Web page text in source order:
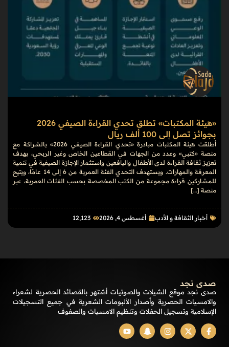
«هيئة المكتبات» تطلق تحدي القراءة الصيفي 2026
بجوائز تصل إلى 100 ألف ريال
أطلقت هيئة المكتبات مبادرة «تحدي القراءة الصيفي 2026» بالشراكة مع
منصة «كتبي» وعدد من الجهات في القطاعين الخاص وغير الربحي، بهدف
تعزيز ثقافة القراءة لدى الأطفال واليافعين واستثمار الإجازة الصيفية في تنمية
المعرفة والمهارات. ويستهدف التحدي الفئة العمرية من 6 إلى 14 عامًا، ويتيح
للمشاركين قراءة مجموعة من الكتب المخصصة بحسب الفئات العمرية، عبر
منصة […]
أخبار الثقافة و الأدب أغسطس 4, 2026 12٬123
صدى نجد
صدى نجد موقع الشيلات والصوتيات أشتهر بالقصائد الحصرية لشعراء
والامسيات الحصرية وأصدار الألبومات الشعرية في جميع التسجيلات
الإسلامية وتسجيل الحفلات وتنظيم الامسيات والصفوف